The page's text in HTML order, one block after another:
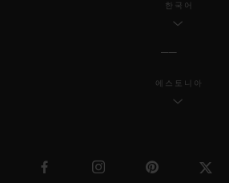
한국어
에스토니아